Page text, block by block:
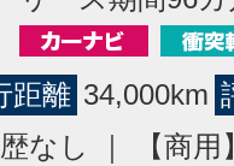
距離 34,000km
なし ｜ 【商